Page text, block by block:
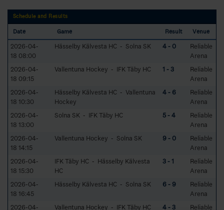
Schedule and Results
Date Game Result Venue
2026-04-
18 08:00
Hässelby Kälvesta HC - Solna SK 4 - 0
Reliable
Arena
2026-04-
18 09:15
Vallentuna Hockey - IFK Täby HC 1 - 3
Reliable
Arena
2026-04-
18 10:30
Hässelby Kälvesta HC - Vallentuna
Hockey
4 - 6
Reliable
Arena
2026-04-
18 13:00
Solna SK - IFK Täby HC 5 - 4
Reliable
Arena
2026-04-
18 14:15
Vallentuna Hockey - Solna SK 9 - 0
Reliable
Arena
2026-04-
18 15:30
IFK Täby HC - Hässelby Kälvesta
HC
3 - 1
Reliable
Arena
2026-04-
18 16:45
Hässelby Kälvesta HC - Solna SK 6 - 9
Reliable
Arena
2026-04-
Vallentuna Hockey - IFK Täby HC 4 - 3
Reliable